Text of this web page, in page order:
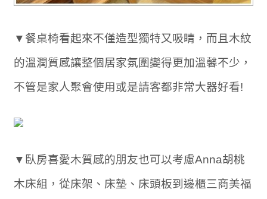
▼餐桌椅看起來不僅造型獨特又吸睛，而且木紋
的溫潤質感讓整個居家氛圍變得更加溫馨不少，
不管是家人聚會使用或是請客都非常大器好看!
▼臥房喜愛木質感的朋友也可以考慮Anna胡桃
木床組，從床架、床墊、床頭板到邊櫃三商美福